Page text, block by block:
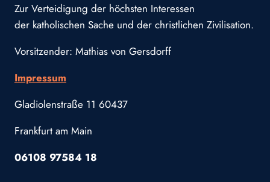
Zur Verteidigung der höchsten Interessen
der katholischen Sache und der christlichen Zivilisation.
Vorsitzender: Mathias von Gersdorff
Impressum
Gladiolenstraße 11 60437
Frankfurt am Main
06108 97584 18